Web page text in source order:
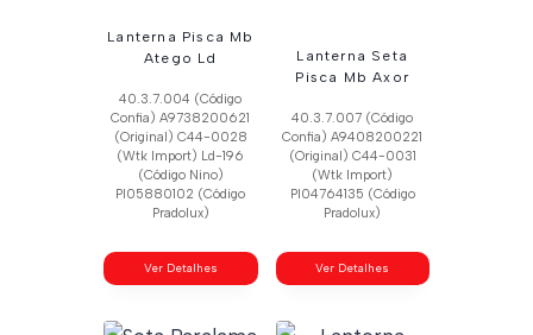
Lanterna Pisca Mb
Atego Ld
40.3.7.004 (Código
Confia) A9738200621
(Original) C44-0028
(Wtk Import) Ld-196
(Código Nino)
Pl05880102 (Código
Pradolux)
Ver Detalhes
Lanterna Seta
Pisca Mb Axor
40.3.7.007 (Código
Confia) A9408200221
(Original) C44-0031
(Wtk Import)
Pl04764135 (Código
Pradolux)
Ver Detalhes